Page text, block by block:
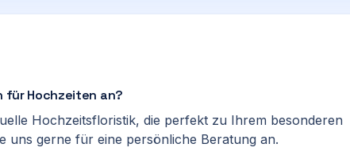
für Hochzeiten an?
Hochzeitsfloristik, die perfekt zu Ihrem besonderen
uns gerne für eine persönliche Beratung an.